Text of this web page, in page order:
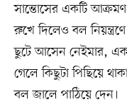
সান্তোসের একটি
রুখে দিলেও বল
ছুটে আসেন নেইমার, এক
গেলে কিছুটা পিছিয়ে
বল জালে পাঠিয়ে দেন।